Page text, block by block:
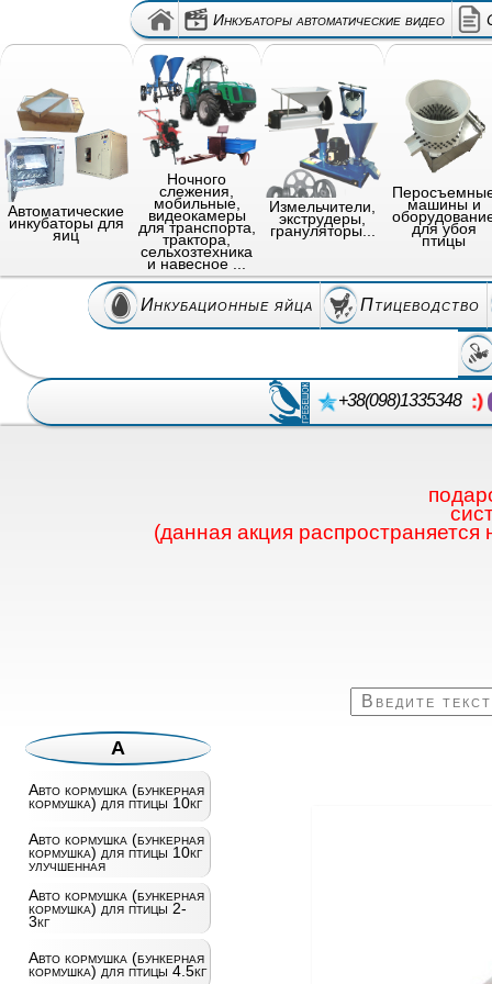
Инкубаторы автоматические видео
Автоматические
инкубаторы для
яиц
Ночного
слежения,
мобильные,
видеокамеры
для транспорта,
трактора,
сельхозтехника
и навесное ...
Измельчители,
экструдеры,
грануляторы...
машины и
для убоя
птицы
Инкубационные яйца Птицеводство
+38(098)1335348
(данная акция
А
Авто кормушка (бункерная
кормушка) для птицы 10кг
Авто кормушка (бункерная
кормушка) для птицы 10кг
улучшенная
Авто кормушка (бункерная
кормушка) для птицы 2-
3кг
Авто кормушка (бункерная
кормушка) для птицы 4.5кг